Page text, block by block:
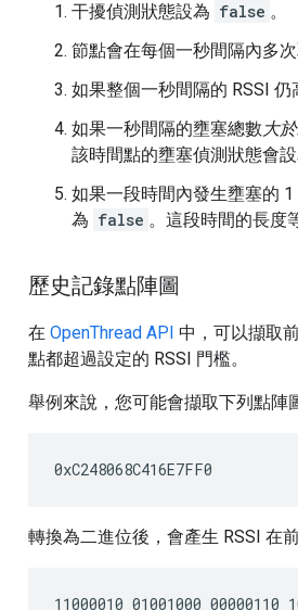
干擾偵測狀態設為 false 。
節點會在每個一秒間隔內多次
如果整個一秒間隔的 RSSI
如果一秒間隔的壅塞總數 大
該時間點的壅塞偵測狀態會
如果一段時間內發生壅塞的 1
為 false 。這段時間的長度
歷史記錄點陣圖
在 OpenThread API 中，可以擷取
點都超過設定的 RSSI 門檻。
舉例來說，您可能會擷取下列點陣
轉換為二進位後，會產生 RSSI 在